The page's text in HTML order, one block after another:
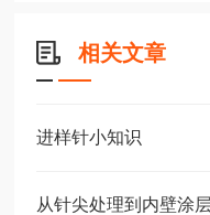
相关文章
进样针小知识
从针尖处理到内壁涂